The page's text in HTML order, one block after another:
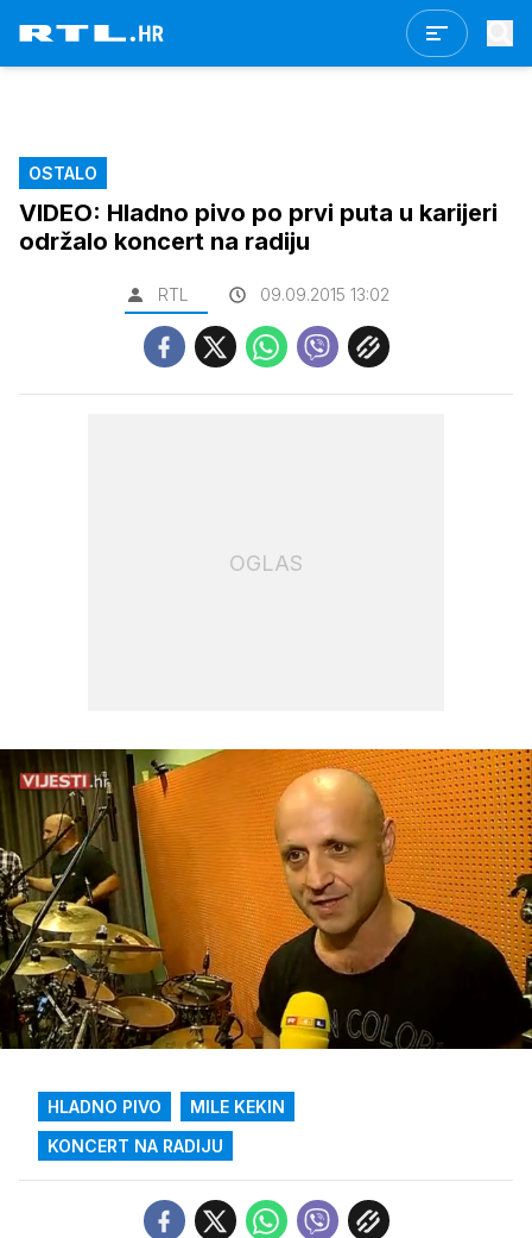
OSTALO
VIDEO: Hladno pivo po prvi puta u karijeri
održalo koncert na radiju
RTL 09.09.2015 13:02
OGLAS
Upali
zvuk
/
Loaded:
100.00%
HLADNO PIVO
MILE KEKIN
KONCERT NA RADIJU